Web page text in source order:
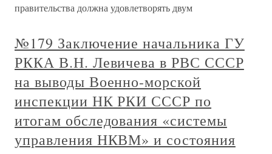
правительства должна удовлетворять двум
№179 Заключение начальника ГУ
РККА В.Н. Левичева в РВС СССР
на выводы Военно-морской
инспекции НК РКИ СССР по
итогам обследования «системы
управления НКВМ» и состояния